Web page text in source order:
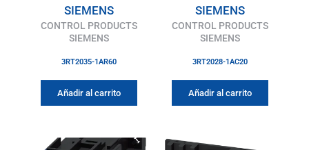
SIEMENS
CONTROL PRODUCTS
SIEMENS
3RT2035-1AR60
Añadir al carrito
SIEMENS
CONTROL PRODUCTS
SIEMENS
3RT2028-1AC20
Añadir al carrito